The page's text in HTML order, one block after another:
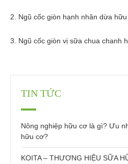
2. Ngũ cốc giòn hạnh nhân dừa
3. Ngũ cốc giòn vị sữa chua chanh
TIN TỨC
Nông nghiệp hữu cơ là gì? Ưu
hữu cơ?
KOITA – THƯƠNG HIỆU SỮA